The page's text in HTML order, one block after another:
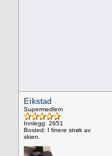
Eikstad
Supermedlem
Innlegg: 2651
Bosted: I finere strøk av
skien.